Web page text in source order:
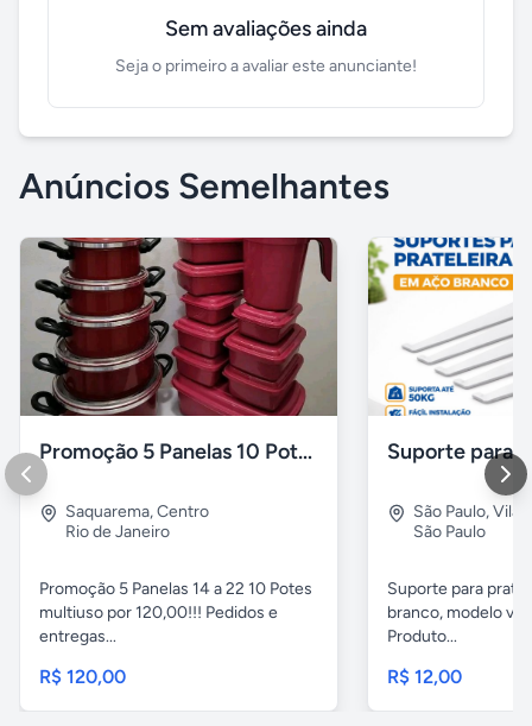
Sem avaliações ainda
Seja o primeiro a avaliar este anunciante!
Anúncios Semelhantes
Promoção 5 Panelas 10 Potes Multiuso
Saquarema,Centro
Rio de Janeiro
Promoção 5 Panelas 14 a 22 10 Potes
multiuso por 120,00!!! Pedidos e
entregas...
R$ 120,00
São Paulo,Vila
São Paulo
Suporte para
branco, modelo
Produto...
R$ 12,00